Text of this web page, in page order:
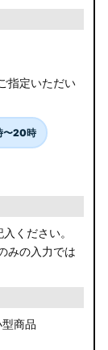
指定いただい
〜20時
ください。
みの入力では
商品